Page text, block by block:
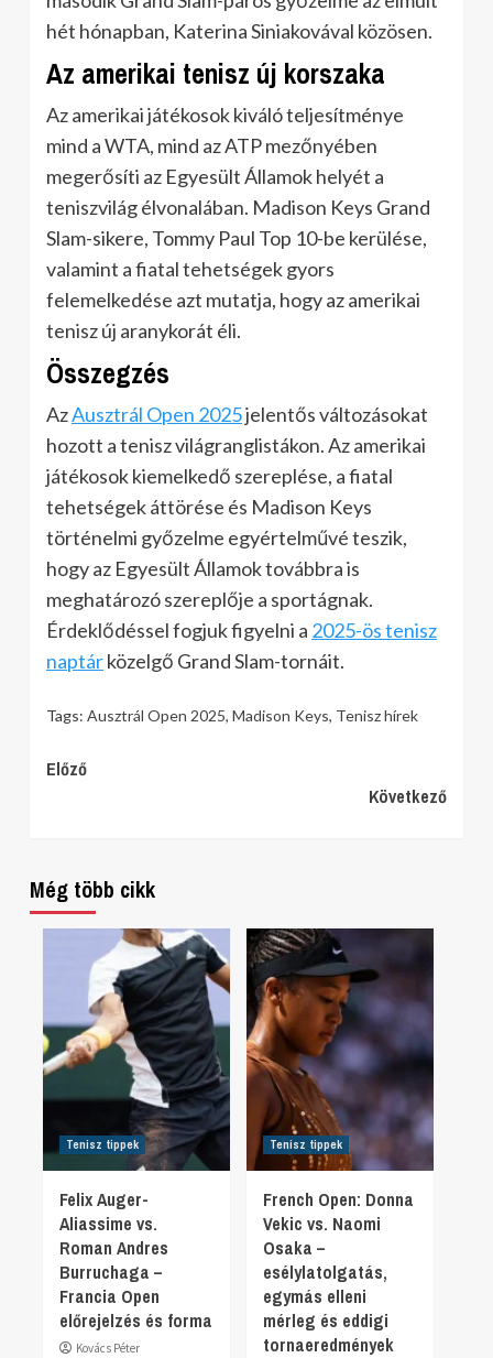
hét hónapban, Katerina Siniakovával közösen.
Az amerikai tenisz új korszaka
Az amerikai játékosok kiváló teljesítménye
mind a WTA, mind az ATP mezőnyében
megerősíti az Egyesült Államok helyét a
teniszvilág élvonalában. Madison Keys Grand
Slam-sikere, Tommy Paul Top 10-be kerülése,
valamint a fiatal tehetségek gyors
felemelkedése azt mutatja, hogy az amerikai
tenisz új aranykorát éli.
Összegzés
AzAusztrál Open 2025jelentős változásokat
hozott a tenisz világranglistákon. Az amerikai
játékosok kiemelkedő szereplése, a fiatal
tehetségek áttörése és Madison Keys
történelmi győzelme egyértelművé teszik,
hogy az Egyesült Államok továbbra is
meghatározó szereplője a sportágnak.
Érdeklődéssel fogjuk figyelni a 2025-ös tenisz
naptárközelgő Grand Slam-tornáit.
Tags: Ausztrál Open 2025, Madison Keys, Tenisz hírek
Continue
Előző
Következő
Még több cikk
Tenisz tippek
Felix Auger-
Aliassime vs.
Roman Andres
Burruchaga –
Francia Open
előrejelzés és forma
Kovács Péter
Tenisz tippek
French Open: Donna
Vekic vs. Naomi
Osaka –
esélylatolgatás,
egymás elleni
mérleg és eddigi
tornaeredmények